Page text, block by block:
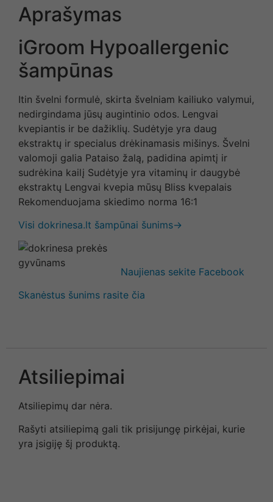
Aprašymas
iGroom Hypoallergenic
šampūnas
Itin švelni formulė, skirta švelniam kailiuko valymui,
nedirgindama jūsų augintinio odos. Lengvai
kvepiantis ir be dažiklių. Sudėtyje yra daug
ekstraktų ir specialus drėkinamasis mišinys. Švelni
valomoji galia Pataiso žalą, padidina apimtį ir
sudrėkina kailį Sudėtyje yra vitaminų ir daugybė
ekstraktų Lengvai kvepia mūsų Bliss kvepalais
Rekomenduojama skiedimo norma 16:1
Visi dokrinesa.lt šampūnai šunims→
Naujienas sekite Facebook
Skanėstus šunims rasite čia
Atsiliepimai
Atsiliepimų dar nėra.
Rašyti atsiliepimą gali tik prisijungę pirkėjai, kurie
yra įsigiję šį produktą.